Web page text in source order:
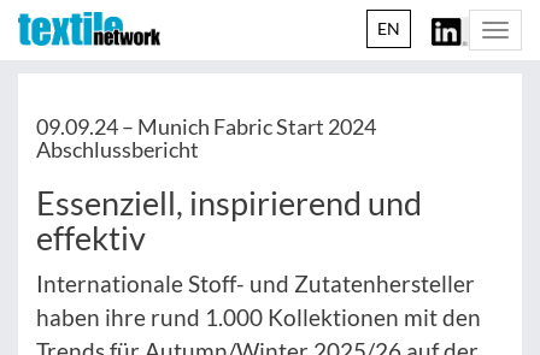
EN
09.09.24 – Munich Fabric Start 2024
Abschlussbericht
Essenziell, inspirierend und
effektiv
Internationale Stoff- und Zutatenhersteller
haben ihre rund 1.000 Kollektionen mit den